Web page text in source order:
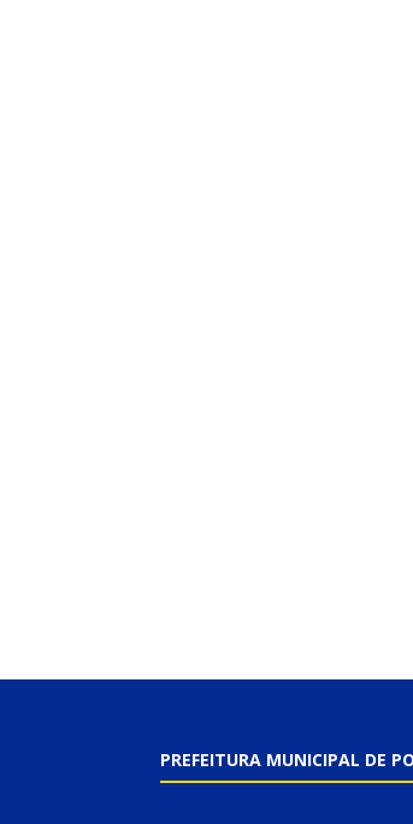
PREFEITURA MUNICIPAL DE